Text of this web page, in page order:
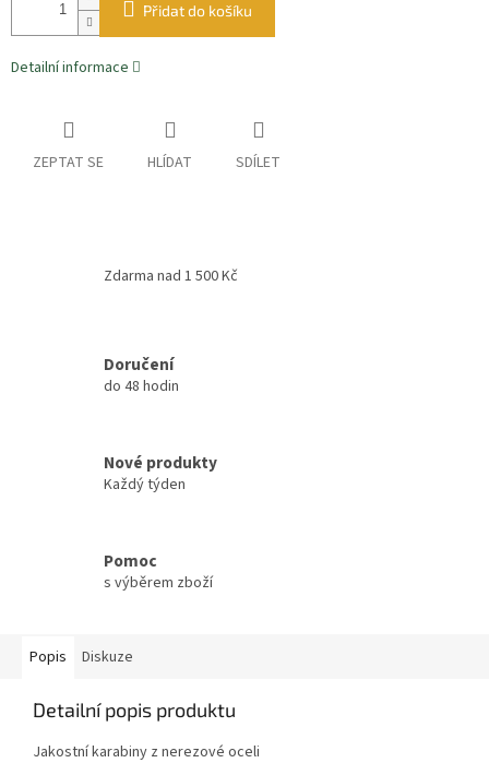
Přidat do košíku
Detailní informace
ZEPTAT SE HLÍDAT SDÍLET
Zdarma nad 1 500 Kč
Doručení
do 48 hodin
Nové produkty
Každý týden
Pomoc
s výběrem zboží
Popis Diskuze
Detailní popis produktu
Jakostní karabiny z nerezové oceli